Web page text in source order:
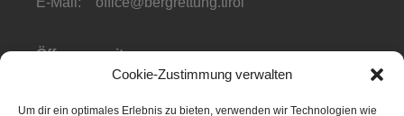
Cookie-Zustimmung verwalten
Um dir ein optimales Erlebnis zu bieten, verwenden wir Technologien wie
Öffnungszeiten:
Mo-Do: 08:00-17:00